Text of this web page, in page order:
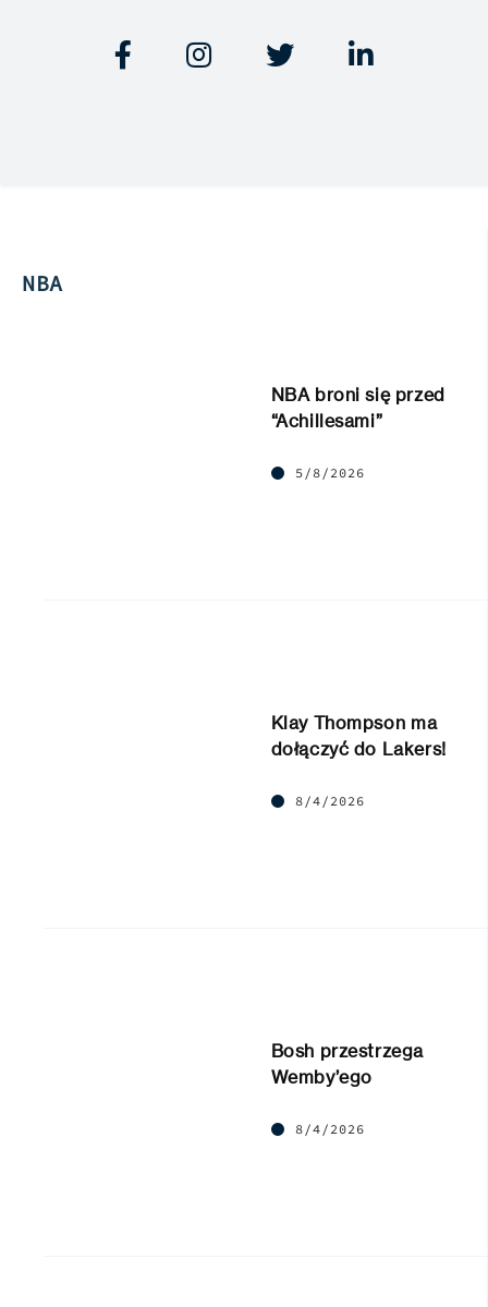
   
NBA
NBA broni się przed
“Achillesami”
5/8/2026
Klay Thompson ma
dołączyć do Lakers!
8/4/2026
Bosh przestrzega
Wemby’ego
8/4/2026